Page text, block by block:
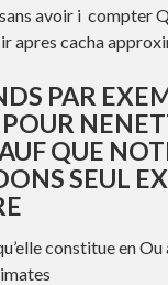
avoir i compter
apres cacha
PAR
QUE
SEUL
constitue en